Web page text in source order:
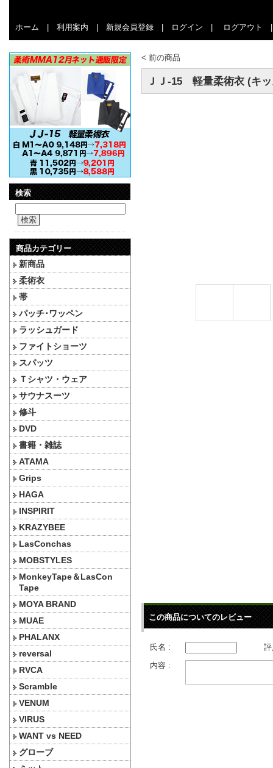
ホーム 利用案内 新規会員登録 ログイン ログアウト
検索
検索
商品カテゴリー
新商品
柔術衣
帯
パッチ･ワッペン
ラッシュガード
ファイトショーツ
スパッツ
Ｔシャツ・ウェア
サウナスーツ
修斗
DVD
書籍・雑誌
ATAMA
Grips
HAGA
INSPIRIT
KRAZYBEE
LasConchas
MOBSTYLES
MonkeyTape＆LasCon
Tape
MOYA BRAND
MUAE
PHALANX
reversal
RVCA
Scramble
VENUM
VIRUS
WANT vs NEED
グローブ
< 前の商品
ＪＪ-15 軽量柔術衣 (キ
この商品についてのレビュー
氏名 :
内容 :